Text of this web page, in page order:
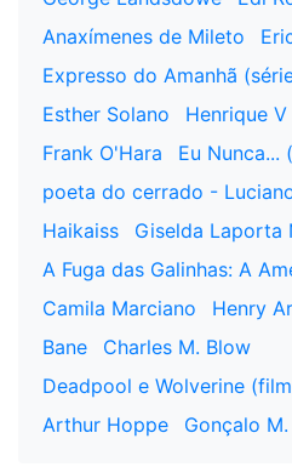
Anaxímenes de Mileto
Expresso do Amanhã
Esther Solano
Henrique V
Frank O'Hara
Eu Nunca...
poeta do cerrado -
Haikaiss
Giselda Laporta
A Fuga das Galinhas: A
Camila Marciano
Henry
Bane
Charles M. Blow
Deadpool e Wolverine
Arthur Hoppe
Gonçalo